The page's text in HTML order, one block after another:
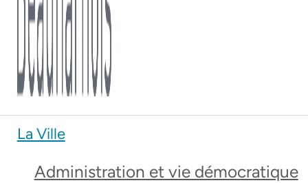
La Ville
Administration et vie démocratique